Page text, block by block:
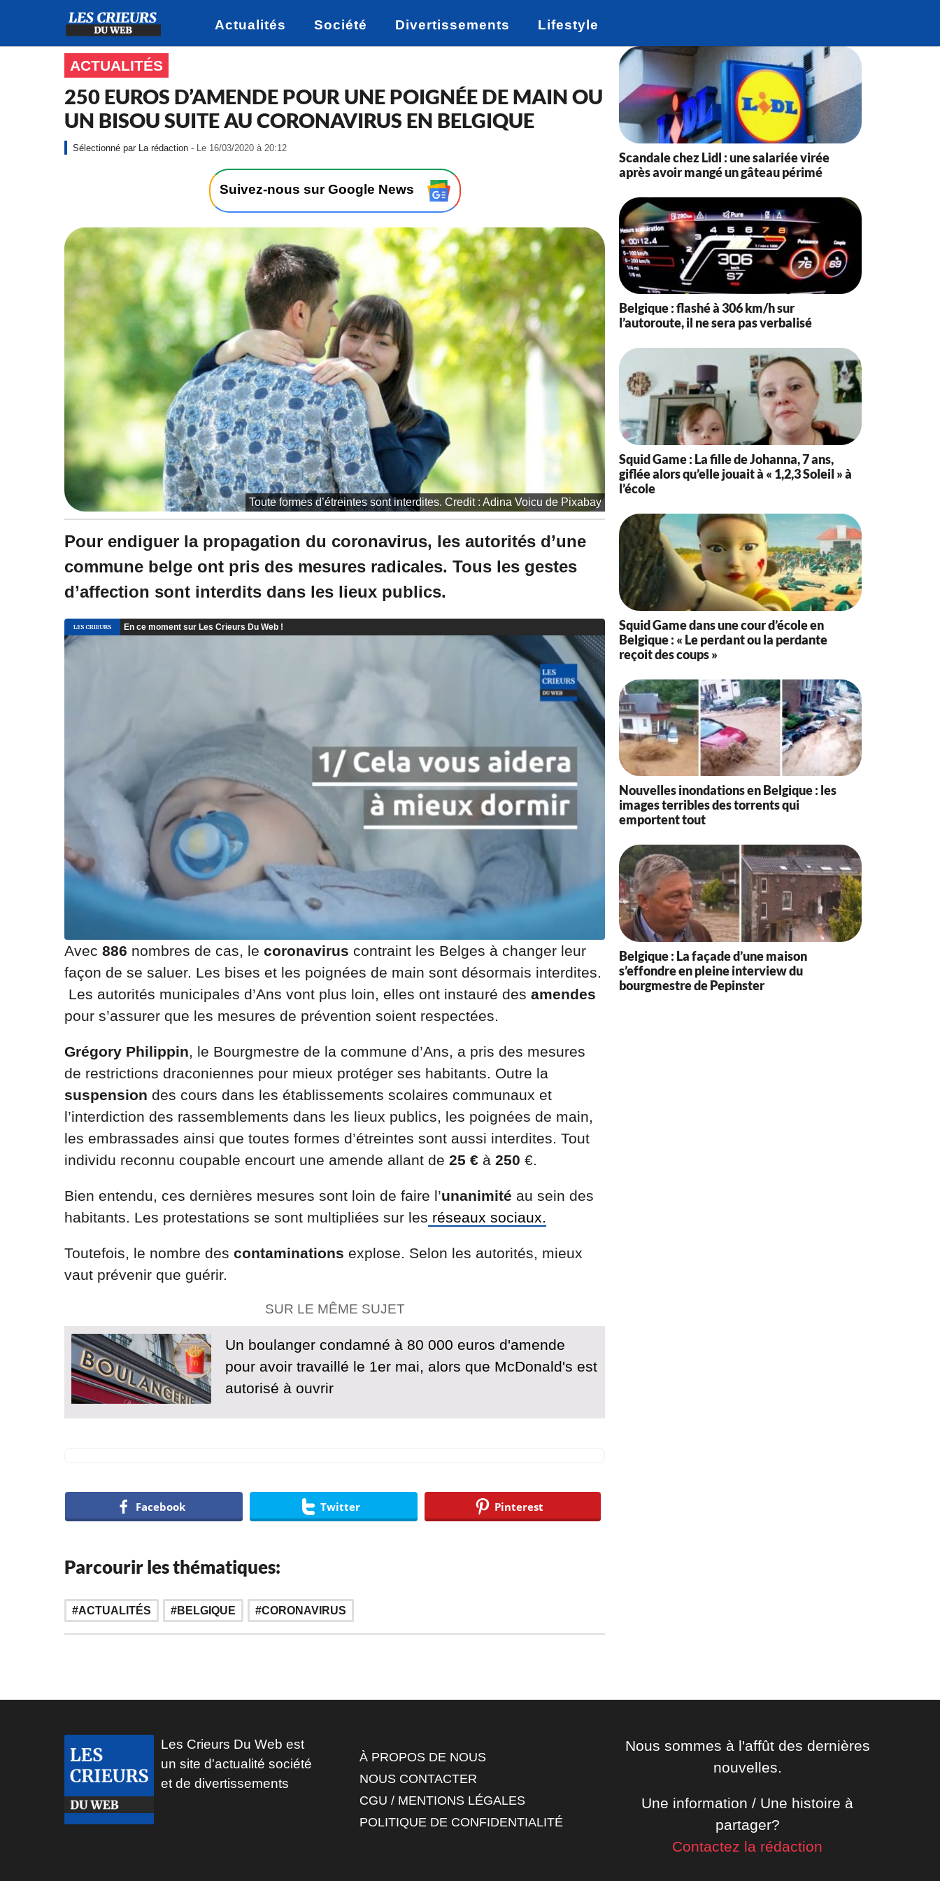
Actualités Société Divertissements Lifestyle
ACTUALITÉS
250 EUROS D’AMENDE POUR UNE POIGNÉE DE MAIN OU
UN BISOU SUITE AU CORONAVIRUS EN BELGIQUE
La rédaction - Le 16/03/2020 à 20:12
1
/
0
3
/
2
0
2
0
:
1
2
Suivez-nous sur Google News
Toute formes d’étreintes sont interdites. Credit : Adina Voicu de Pixabay
Pour endiguer la propagation du coronavirus, les autorités d’une
commune belge ont pris des mesures radicales. Tous les gestes
d’affection sont interdits dans les lieux publics.
Avec 886 nombres de cas, le coronavirus contraint les Belges à changer leur
façon de se saluer. Les bises et les poignées de main sont désormais interdites.
Les autorités municipales d’Ans vont plus loin, elles ont instauré des amendes
pour s’assurer que les mesures de prévention soient respectées.
Grégory Philippin, le Bourgmestre de la commune d’Ans, a pris des mesures
de restrictions draconiennes pour mieux protéger ses habitants. Outre la
suspension des cours dans les établissements scolaires communaux et
l’interdiction des rassemblements dans les lieux publics, les poignées de main,
les embrassades ainsi que toutes formes d’étreintes sont aussi interdites. Tout
individu reconnu coupable encourt une amende allant de 25 € à 250 €.
Bien entendu, ces dernières mesures sont loin de faire l’unanimité au sein des
habitants. Les protestations se sont multipliées sur les réseaux sociaux.
Toutefois, le nombre des contaminations explose. Selon les autorités, mieux
vaut prévenir que guérir.
SUR LE MÊME SUJET
Un boulanger condamné à 80 000 euros d'amende
pour avoir travaillé le 1er mai, alors que McDonald's est
autorisé à ouvrir
Facebook Twitter Pinterest
Parcourir les thématiques:
ACTUALITÉS BELGIQUE CORONAVIRUS
Scandale chez Lidl : une salariée virée
après avoir mangé un gâteau périmé
Belgique : flashé à 306 km/h sur
l’autoroute, il ne sera pas verbalisé
Squid Game : La fille de Johanna, 7 ans,
giflée alors qu’elle jouait à « 1,2,3 Soleil » à
l’école
Squid Game dans une cour d’école en
Belgique : « Le perdant ou la perdante
reçoit des coups »
Nouvelles inondations en Belgique : les
images terribles des torrents qui
emportent tout
Belgique : La façade d’une maison
s’effondre en pleine interview du
bourgmestre de Pepinster
Les Crieurs Du Web est
un site d'actualité société
et de divertissements
À PROPOS DE NOUS
NOUS CONTACTER
CGU / MENTIONS LÉGALES
POLITIQUE DE CONFIDENTIALITÉ
Nous sommes à l'affût des dernières
nouvelles.
Une information / Une histoire à
partager?
Contactez la rédaction